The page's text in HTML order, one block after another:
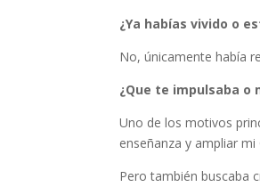
¿Ya habías vivido o
No, únicamente había
¿Que te impulsaba o
Uno de los motivos
enseñanza y ampliar mi
Pero también buscaba